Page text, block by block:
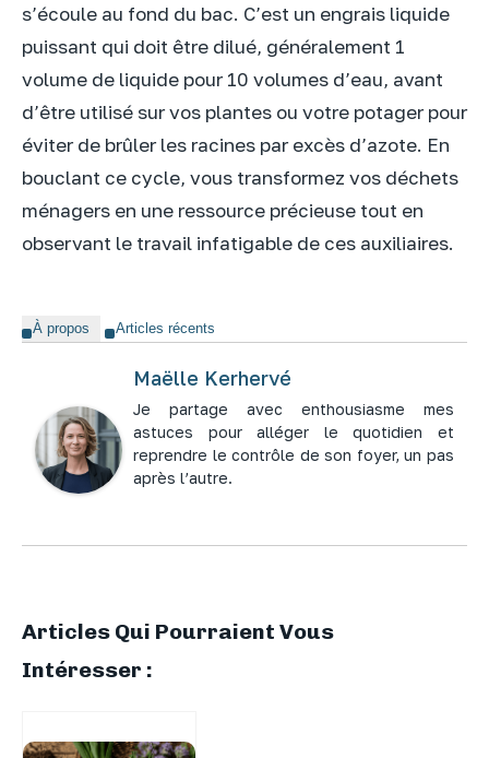
s’écoule au fond du bac. C’est un engrais liquide
puissant qui doit être dilué, généralement 1
volume de liquide pour 10 volumes d’eau, avant
d’être utilisé sur vos plantes ou votre potager pour
éviter de brûler les racines par excès d’azote. En
bouclant ce cycle, vous transformez vos déchets
ménagers en une ressource précieuse tout en
observant le travail infatigable de ces auxiliaires.
À propos Articles récents
Maëlle Kerhervé
Je partage avec enthousiasme mes
astuces pour alléger le quotidien et
reprendre le contrôle de son foyer, un pas
après l’autre.
Articles Qui Pourraient Vous
Intéresser :